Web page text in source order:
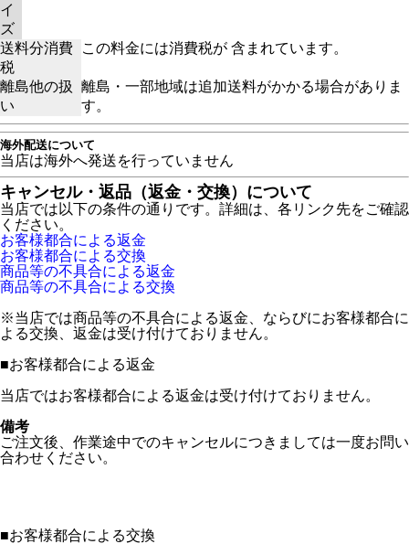
イ
ズ
送料分消費
税
この料金には消費税が 含まれています。
離島他の扱
い
離島・一部地域は追加送料がかかる場合がありま
す。
海外配送について
当店は海外へ発送を行っていません
キャンセル・返品（返金・交換）について
当店では以下の条件の通りです。詳細は、各リンク先をご確認
ください。
お客様都合による返金
お客様都合による交換
商品等の不具合による返金
商品等の不具合による交換
※当店では商品等の不具合による返金、ならびにお客様都合に
よる交換、返金は受け付けておりません。
■お客様都合による返金
当店ではお客様都合による返金は受け付けておりません。
備考
ご注文後、作業途中でのキャンセルにつきましては一度お問い
合わせください。
■お客様都合による交換